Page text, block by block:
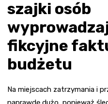
szajki osób
fikcyjne
budżetu
Na miejscach zatrzymania i